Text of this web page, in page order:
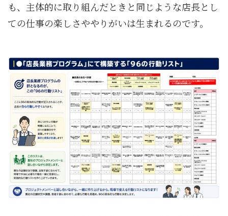
も、主体的に取り組んだときと同じような店長とし
ての仕事の楽しさややりがいは生まれるのです。